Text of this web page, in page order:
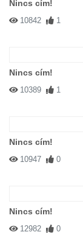
Nincs cím!
10842 1
Nincs cím!
10389 1
Nincs cím!
10947 0
Nincs cím!
12982 0